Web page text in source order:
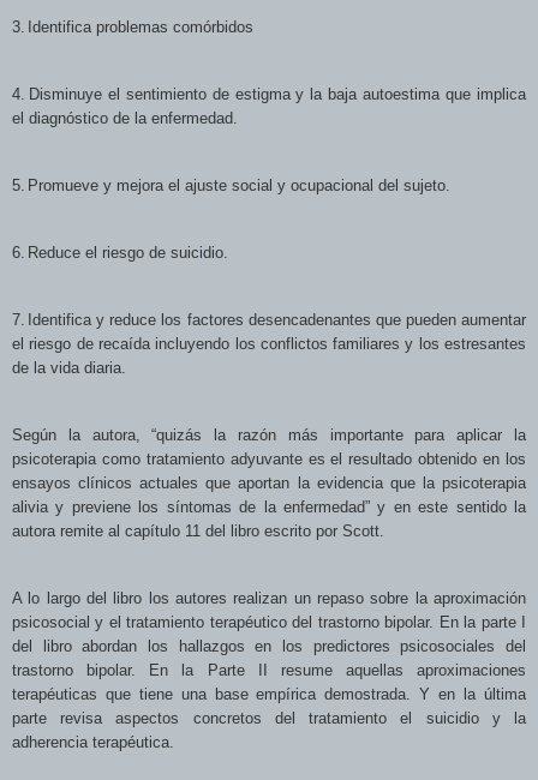
3. Identifica problemas comórbidos
4. Disminuye el sentimiento de estigma y la baja autoestima que implica
el diagnóstico de la enfermedad.
5. Promueve y mejora el ajuste social y ocupacional del sujeto.
6. Reduce el riesgo de suicidio.
7. Identifica y reduce los factores desencadenantes que pueden aumentar
el riesgo de recaída incluyendo los conflictos familiares y los estresantes
de la vida diaria.
Según la autora, “quizás la razón más importante para aplicar la
psicoterapia como tratamiento adyuvante es el resultado obtenido en los
ensayos clínicos actuales que aportan la evidencia que la psicoterapia
alivia y previene los síntomas de la enfermedad” y en este sentido la
autora remite al capítulo 11 del libro escrito por Scott.
A lo largo del libro los autores realizan un repaso sobre la aproximación
psicosocial y el tratamiento terapéutico del trastorno bipolar. En la parte I
del libro abordan los hallazgos en los predictores psicosociales del
trastorno bipolar. En la Parte II resume aquellas aproximaciones
terapéuticas que tiene una base empírica demostrada. Y en la última
parte revisa aspectos concretos del tratamiento el suicidio y la
adherencia terapéutica.